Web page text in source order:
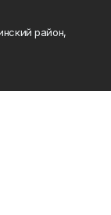
район,